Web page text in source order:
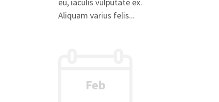
Aliquam varius felis...
Feb